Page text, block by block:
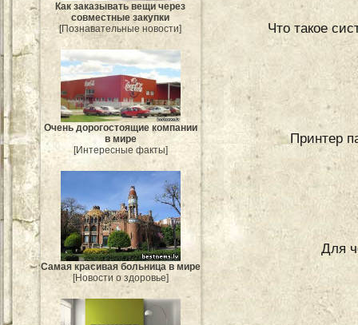
Как заказывать вещи через
совместные закупки
[Познавательные новости]
Очень дорогостоящие компании
в мире
[Интересные факты]
Самая красивая больница в мире
[Новости о здоровье]
Что такое
Принтер
Для